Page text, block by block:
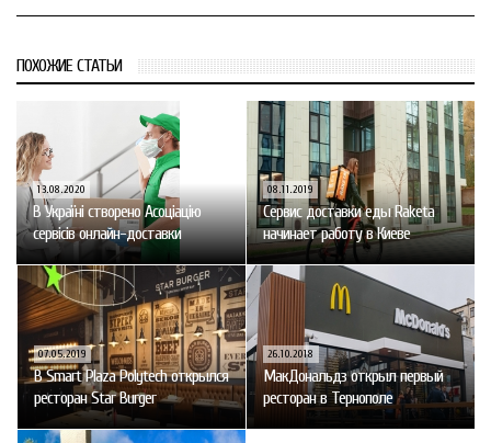
ПОХОЖИЕ СТАТЬИ
13.08.2020
В Україні створено Асоціацію
сервісів онлайн-доставки
08.11.2019
Сервис доставки еды Raketa
начинает работу в Киеве
07.05.2019
В Smart Plaza Polytech открылся
ресторан Star Burger
26.10.2018
МакДональдз открыл первый
ресторан в Тернополе